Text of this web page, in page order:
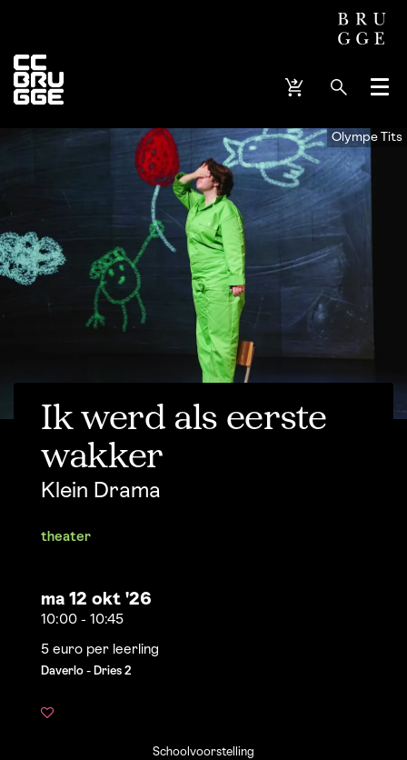
Menu
Olympe Tits
Ik werd als eerste
wakker
Klein Drama
theater
ma 12 okt '26
10:00 - 10:45
5 euro per leerling
Daverlo - Dries 2
Schoolvoorstelling